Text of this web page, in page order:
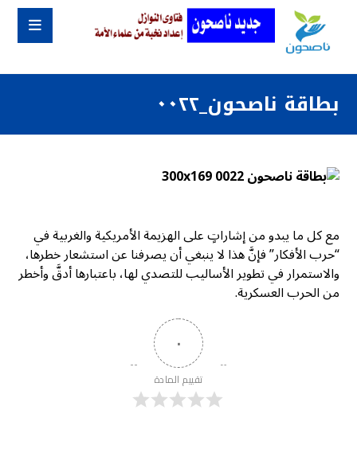
بطاقة ناصحون_٠٠٢٢
مع كل ما يبدو من إشاراتٍ على الهزيمة الأمريكية والغربية في
“حرب الأفكار” فإنَّ هذا لا ينبغي أن يصرفنا عن استشعار خطرها،
والاستمرار في تطوير الأساليب للتصدي لها، باعتبارها أدقَّ وأخطر
من الحرب العسكرية.
٠
تقييم المادة